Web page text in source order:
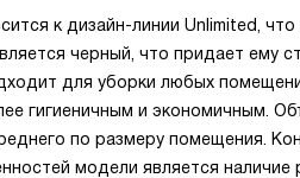
к дизайн-линии Unlimited,
черный, что придает ему
для уборки любых
гигиеничным и экономичным.
по размеру помещения.
модели является